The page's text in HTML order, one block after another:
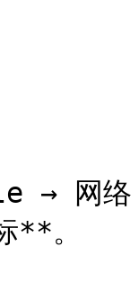
→ 网
**。